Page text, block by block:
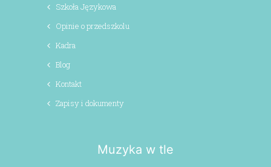
Szkoła Językowa
Opinie o przedszkolu
Kadra
Blog
Kontakt
Zapisy i dokumenty
Muzyka w tle